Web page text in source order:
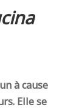
à cause
Elle se